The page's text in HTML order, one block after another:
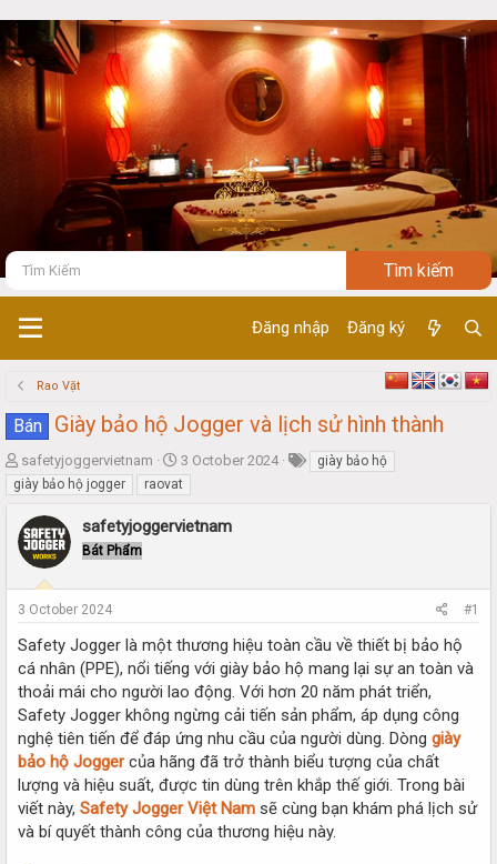
Đăng nhập Đăng ký
Rao Vặt
Bán Giày bảo hộ Jogger và lịch sử hình thành
T
h
r
e
a
d
a
r
e
r
safetyjoggervietnam
S
t
a
r
3 October 2024
giày bảo hộ
giày bảo hộ jogger
raovat
safetyjoggervietnam
Bát Phẩm
3 October 2024 #1
Safety Jogger là một thương hiệu toàn cầu về thiết bị bảo hộ
cá nhân (PPE), nổi tiếng với giày bảo hộ mang lại sự an toàn và
thoải mái cho người lao động. Với hơn 20 năm phát triển,
Safety Jogger không ngừng cải tiến sản phẩm, áp dụng công
nghệ tiên tiến để đáp ứng nhu cầu của người dùng. Dòng giày
bảo hộ Joggercủa hãng đã trở thành biểu tượng của chất
lượng và hiệu suất, được tin dùng trên khắp thế giới. Trong bài
viết này, Safety Jogger Việt Nam sẽ cùng bạn khám phá lịch sử
và bí quyết thành công của thương hiệu này.